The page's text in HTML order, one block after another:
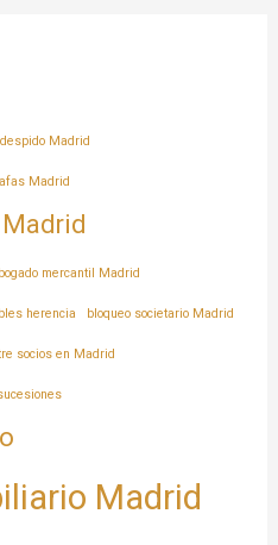
Madrid
Madrid
mercantil Madrid
herencia bloqueo societario Madrid
socios en Madrid
Madrid